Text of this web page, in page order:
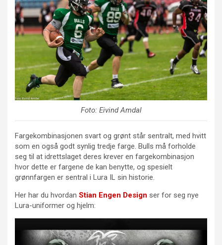
Foto: Eivind Amdal
Fargekombinasjonen svart og grønt står sentralt, med hvitt
som en også godt synlig tredje farge. Bulls må forholde
seg til at idrettslaget deres krever en fargekombinasjon
hvor dette er fargene de kan benytte, og spesielt
grønnfargen er sentral i Lura IL sin historie.
Her har du hvordan Stian Engen Design ser for seg nye
Lura-uniformer og hjelm: